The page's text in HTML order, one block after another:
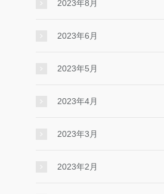
2023年8月
2023年6月
2023年5月
2023年4月
2023年3月
2023年2月